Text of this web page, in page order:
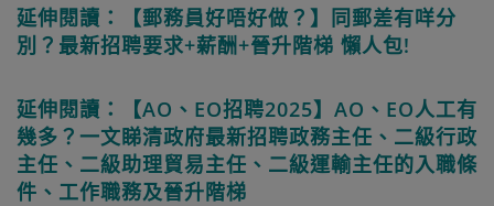
延伸閱讀：【郵務員好唔好做？】同郵差有咩分
別？最新招聘要求+薪酬+晉升階梯 懶人包!
延伸閱讀：【AO、EO招聘2025】AO、EO人工有
幾多？一文睇清政府最新招聘政務主任、二級行政
主任、二級助理貿易主任、二級運輸主任的入職條
件、工作職務及晉升階梯